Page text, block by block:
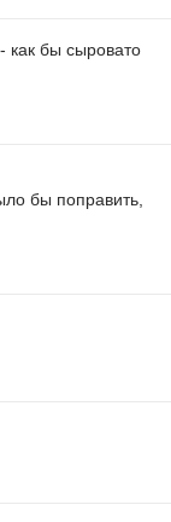
как бы сыровато
бы поправить,